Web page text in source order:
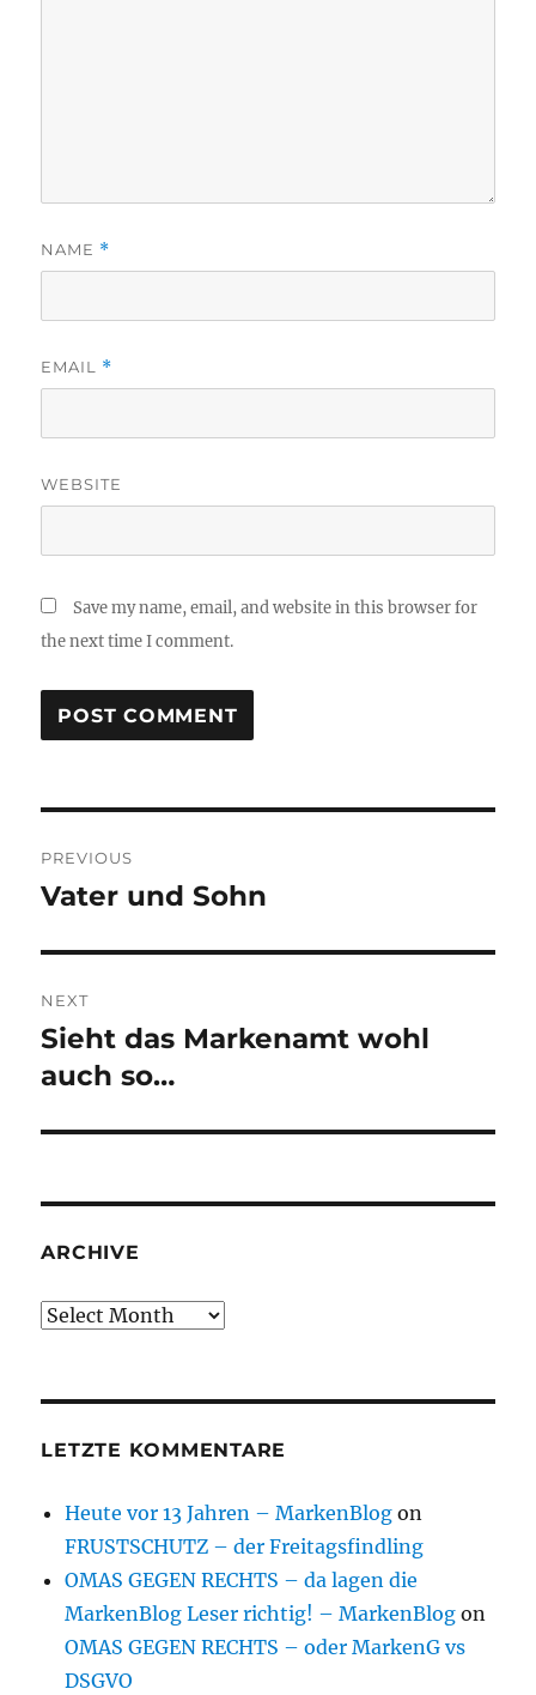
NAME *
EMAIL *
WEBSITE
Save my name, email, and website in this browser for
the next time I comment.
navigation
PREVIOUS
Previous
Vater und Sohn
NEXT
Next
post:
Sieht das Markenamt wohl
auch so…
ARCHIVE
Archive
LETZTE KOMMENTARE
Heute vor 13 Jahren – MarkenBlog on
FRUSTSCHUTZ – der Freitagsfindling
OMAS GEGEN RECHTS – da lagen die
MarkenBlog Leser richtig! – MarkenBlog on
OMAS GEGEN RECHTS – oder MarkenG vs
DSGVO